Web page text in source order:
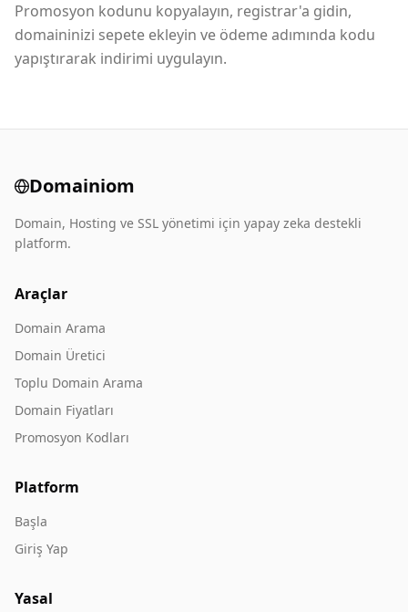
Promosyon kodunu kopyalayın, registrar'a gidin,
domaininizi sepete ekleyin ve ödeme adımında kodu
yapıştırarak indirimi uygulayın.
Domainiom
Domain, Hosting ve SSL yönetimi için yapay zeka destekli
platform.
Araçlar
Domain Arama
Domain Üretici
Toplu Domain Arama
Domain Fiyatları
Promosyon Kodları
Platform
Başla
Giriş Yap
Yasal